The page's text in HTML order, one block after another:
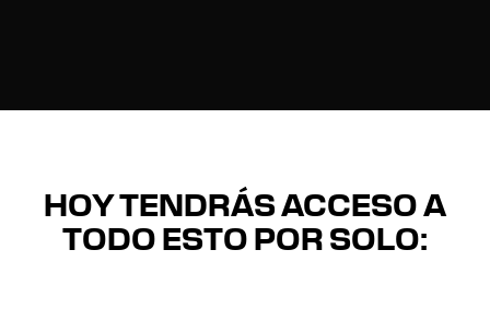
HOY TENDRÁS ACCESO A
TODO ESTO POR SOLO: